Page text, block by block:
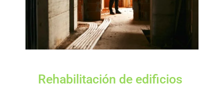
Rehabilitación de edificios